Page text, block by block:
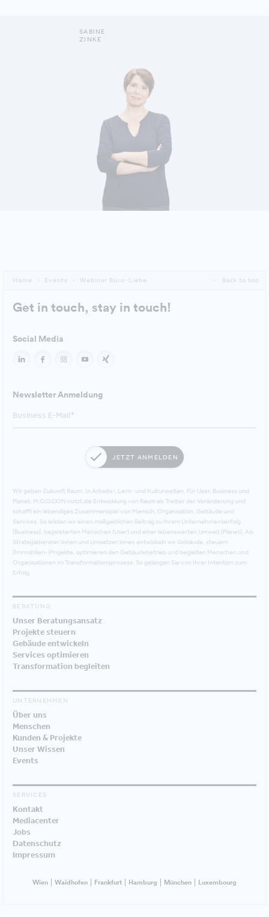
DETAILS ANZEIGEN
SABINE
ZINKE
Home Events Webinar Büro-Liebe Back to top
Get in touch, stay in touch!
Social Media
Newsletter Anmeldung
JETZT ANMELDEN
Wir geben Zukunft Raum. In Arbeits-, Lern- und Kulturwelten. Für User, Business und
Planet. M.O.O.CON nutzt die Entwicklung von Raum als Treiber der Veränderung und
schafft ein lebendiges Zusammenspiel von Mensch, Organisation, Gebäude und
Services. So leisten wir einen maßgeblichen Beitrag zu Ihrem Unternehmenserfolg
(Business), begeisterten Menschen (User) und einer lebenswerten Umwelt (Planet). Als
Strategieberater:innen und Umsetzer:innen entwickeln wir Gebäude, steuern
(Immobilien-)Projekte, optimieren den Gebäudebetrieb und begleiten Menschen und
Organisationen im Transformationsprozess. So gelangen Sie von Ihrer Intention zum
Erfolg.
BERATUNG
Unser Beratungsansatz
Projekte steuern
Gebäude entwickeln
Services optimieren
Transformation begleiten
UNTERNEHMEN
Über uns
Menschen
Kunden & Projekte
Unser Wissen
Events
SERVICES
Kontakt
Mediacenter
Jobs
Datenschutz
Impressum
Wien Waidhofen Frankfurt Hamburg München Luxembourg